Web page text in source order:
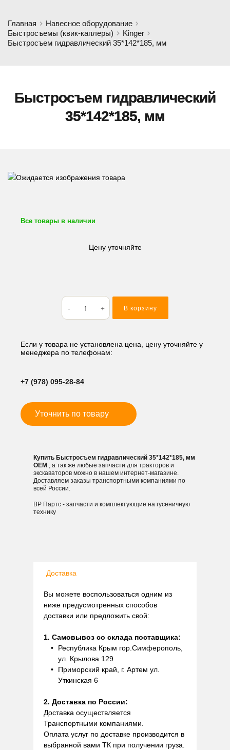
Главная
Навесное оборудование
Быстросъемы (квик-каплеры)
Kinger
Быстросъем гидравлический 35*142*185, мм
Быстросъем гидравлический
35*142*185, мм
Все товары в наличии
Цену уточняйте
Количество
товара
Быстросъем
35*142*185,
мм
В корзину
Если у товара не установлена цена, цену уточняйте у
менеджера по телефонам:
+7 (978) 095-28-84
Уточнить по товару
Купить Быстросъем гидравлический 35*142*185, мм
OEM , а так же любые запчасти для тракторов и
экскаваторов можно в нашем интернет-магазине.
Доставляем заказы транспортными компаниями по
всей России.
ВР Партс - запчасти и комплектующие на гусеничную
технику
Доставка
Вы можете воспользоваться одним из
ниже предусмотренных способов
доставки или предложить свой:
1. Самовывоз со склада поставщика:
Республика Крым гор.Симферополь,
ул. Крылова 129
Приморский край, г. Артем ул.
Уткинская 6
2. Доставка по России:
Доставка осуществляется
Транспортными компаниями.
Оплата услуг по доставке производится в
выбранной вами ТК при получении груза.